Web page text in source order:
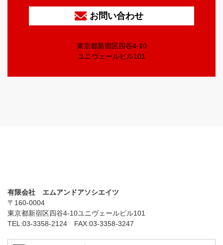
お問い合わせ
東京都新宿区四谷4-10
ユニヴェールビル101
有限会社 エムアンドアソシエイツ
〒160-0004
東京都新宿区四谷4-10ユニヴェールビル101
TEL:03-3358-2124 FAX:03-3358-3247